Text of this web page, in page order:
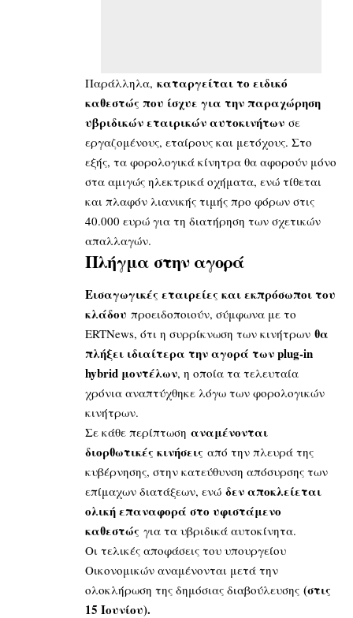
Παράλληλα, καταργείται το ειδικό
καθεστώς που ίσχυε για την παραχώρηση
υβριδικών εταιρικών αυτοκινήτων σε
εργαζομένους, εταίρους και μετόχους. Στο
εξής, τα φορολογικά κίνητρα θα αφορούν μόνο
στα αμιγώς ηλεκτρικά οχήματα, ενώ τίθεται
και πλαφόν λιανικής τιμής προ φόρων στις
40.000 ευρώ για τη διατήρηση των σχετικών
απαλλαγών.
Πλήγμα στην αγορά
Εισαγωγικές εταιρείες και εκπρόσωποι του
κλάδου προειδοποιούν, σύμφωνα με το
ERTNews, ότι η συρρίκνωση των κινήτρων θα
πλήξει ιδιαίτερα την αγορά των plug-in
hybrid μοντέλων, η οποία τα τελευταία
χρόνια αναπτύχθηκε λόγω των φορολογικών
κινήτρων.
Σε κάθε περίπτωση αναμένονται
διορθωτικές κινήσεις από την πλευρά της
κυβέρνησης, στην κατεύθυνση απόσυρσης των
επίμαχων διατάξεων, ενώ δεν αποκλείεται
ολική επαναφορά στο υφιστάμενο
καθεστώς για τα υβριδικά αυτοκίνητα.
Οι τελικές αποφάσεις του υπουργείου
Οικονομικών αναμένονται μετά την
ολοκλήρωση της δημόσιας διαβούλευσης (στις
15 Ιουνίου).